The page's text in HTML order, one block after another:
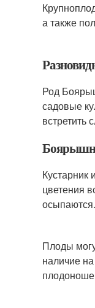
а также
Род
садовые
встретить
Кустарник
цветения
Плоды
наличие